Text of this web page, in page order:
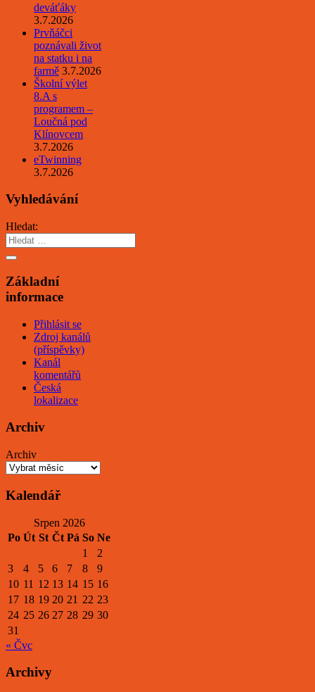
deváťáky
3.7.2026
Prvňáčci
poznávali život
na statku i na
farmě 3.7.2026
Školní výlet
8.A s
programem –
Loučná pod
Klínovcem
3.7.2026
eTwinning
3.7.2026
Vyhledávání
Hledat:
Základní
informace
Přihlásit se
Zdroj kanálů
(příspěvky)
Kanál
komentářů
Česká
lokalizace
Archiv
Archiv
Kalendář
Srpen 2026
Po Út St Čt Pá So Ne
1
2
3
4 5 6 7 8
9
10 11 12 13 14 15 16
17 18 19 20 21 22 23
24 25 26 27 28 29 30
31
« Čvc
Archivy